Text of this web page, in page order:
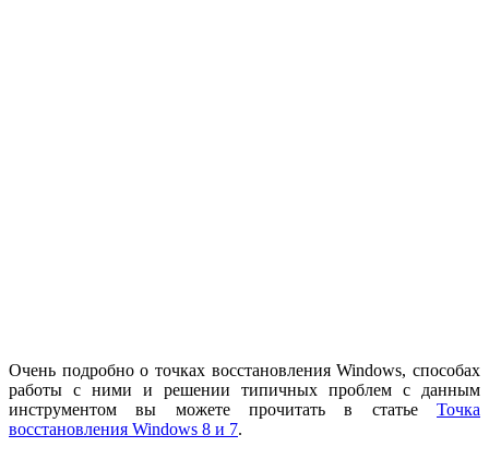
Очень подробно о точках восстановления Windows, способах
работы с ними и решении типичных проблем с данным
инструментом вы можете прочитать в статье Точка
восстановления Windows 8 и 7.